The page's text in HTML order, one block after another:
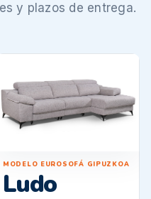
y plazos de entrega.
MODELO EUROSOFÁ GIPUZKOA
Ludo